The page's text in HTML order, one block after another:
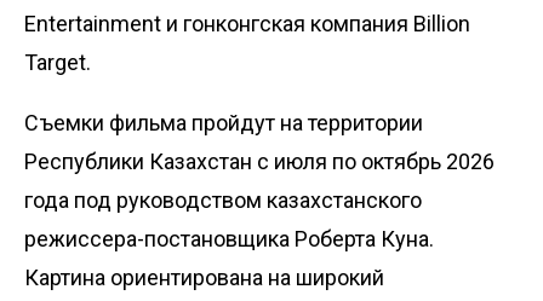
Entertainment и гонконгская компания Billion
Target.
Съемки фильма пройдут на территории
Республики Казахстан с июля по октябрь 2026
года под руководством казахстанского
режиссера-постановщика Роберта Куна.
Картина ориентирована на широкий